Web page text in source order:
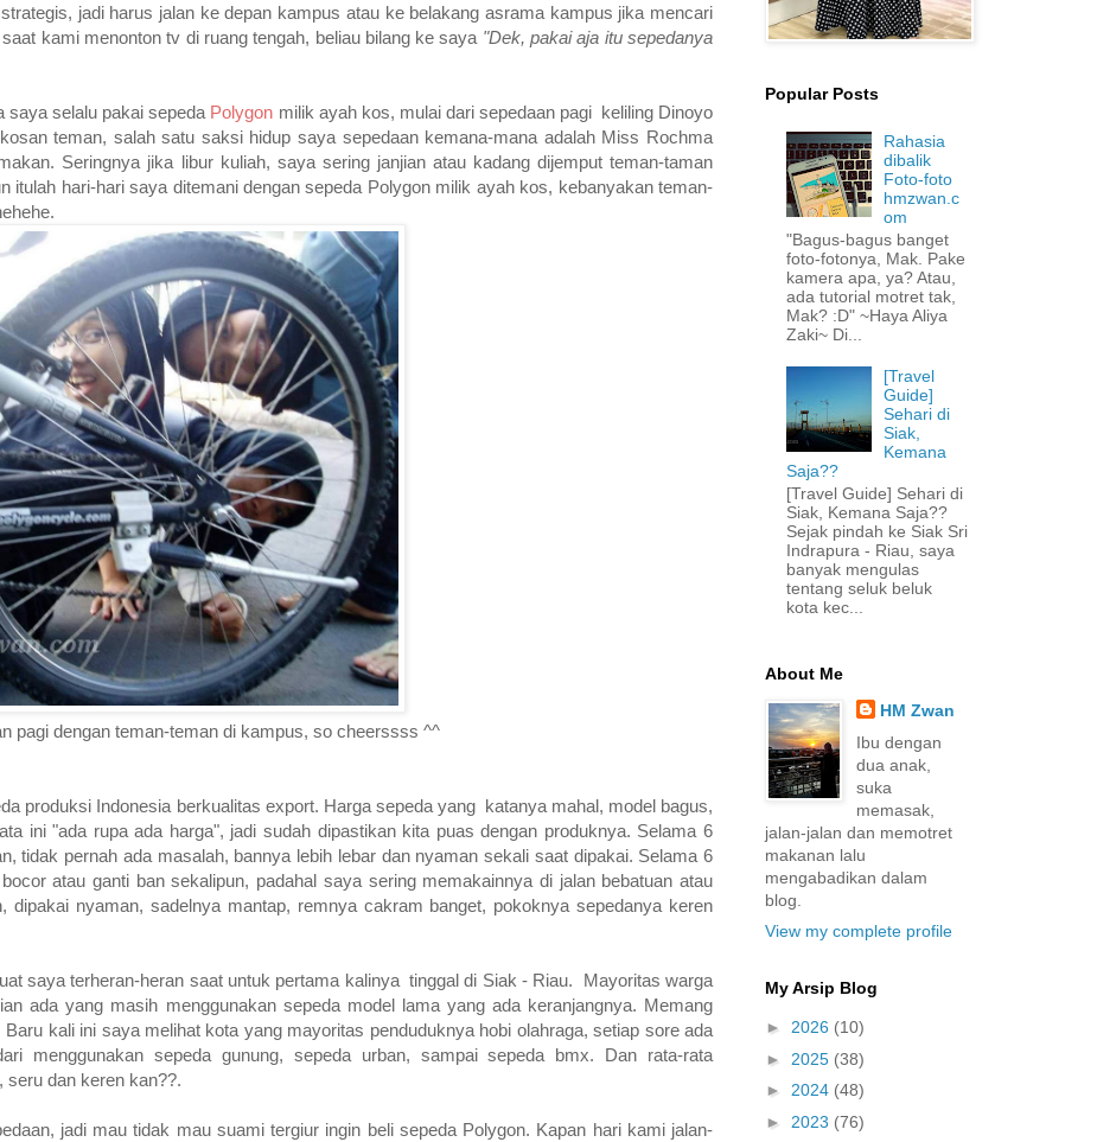
jadi harus jalan ke depan kampus atau ke belakang asrama kampus jika mencari
kami menonton tv di ruang tengah, beliau bilang ke saya "Dek, pakai aja itu sepedanya
saya selalu pakai sepeda Polygon milik ayah kos, mulai dari sepedaan pagi keliling Dinoyo
teman, salah satu saksi hidup saya sepedaan kemana-mana adalah Miss Rochma
Seringnya jika libur kuliah, saya sering janjian atau kadang dijemput teman-taman
itulah hari-hari saya ditemani dengan sepeda Polygon milik ayah kos, kebanyakan teman-
pagi dengan teman-teman di kampus, so cheerssss ^^
produksi Indonesia berkualitas export. Harga sepeda yang katanya mahal, model bagus,
ini "ada rupa ada harga", jadi sudah dipastikan kita puas dengan produknya. Selama 6
tidak pernah ada masalah, bannya lebih lebar dan nyaman sekali saat dipakai. Selama 6
atau ganti ban sekalipun, padahal saya sering memakainnya di jalan bebatuan atau
nyaman, sadelnya mantap, remnya cakram banget, pokoknya sepedanya keren
saya terheran-heran saat untuk pertama kalinya tinggal di Siak - Riau. Mayoritas warga
ada yang masih menggunakan sepeda model lama yang ada keranjangnya. Memang
kali ini saya melihat kota yang mayoritas penduduknya hobi olahraga, setiap sore ada
menggunakan sepeda gunung, sepeda urban, sampai sepeda bmx. Dan rata-rata
seru dan keren kan??.
jadi mau tidak mau suami tergiur ingin beli sepeda Polygon. Kapan hari kami jalan-
Popular Posts
Rahasia
dibalik
Foto-foto
hmzwan.c
om
"Bagus-bagus banget
foto-fotonya, Mak. Pake
kamera apa, ya? Atau,
ada tutorial motret tak,
Mak? :D" ~Haya Aliya
Zaki~ Di...
[Travel
Guide]
Sehari di
Siak,
Kemana
Saja??
[Travel Guide] Sehari di
Siak, Kemana Saja??
Sejak pindah ke Siak Sri
Indrapura - Riau, saya
banyak mengulas
tentang seluk beluk
kota kec...
About Me
HM Zwan
Ibu dengan
dua anak,
suka
memasak,
jalan-jalan dan memotret
makanan lalu
mengabadikan dalam
blog.
View my complete profile
My Arsip Blog
► 2026 (10)
► 2025 (38)
► 2024 (48)
► 2023 (76)